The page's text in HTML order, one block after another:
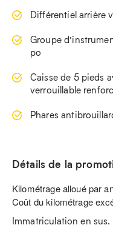
Différentiel arrière
Groupe
po
Caisse de 5 pieds
verrouillable
Phares
Détails de la
Kilométrage alloué par
Coût du kilométrage
Immatriculation en sus.